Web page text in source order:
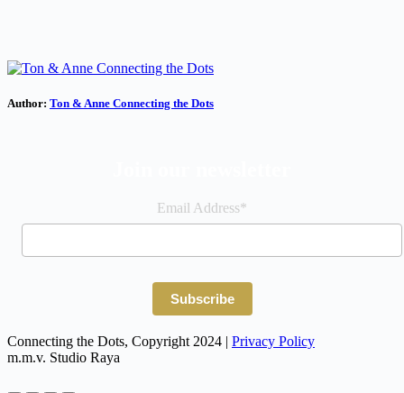
Author: Ton & Anne Connecting the Dots
Email Address*
Connecting the Dots, Copyright 2024 | Privacy Policy
m.m.v. Studio Raya